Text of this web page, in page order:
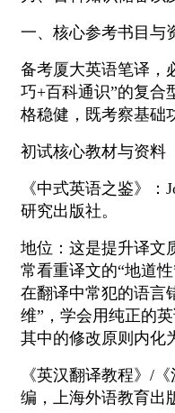
一、核心参考书目与
备考厦大英语笔译，
巧+百科通识”的复合
格稳健，既考察基础
初试核心教材与资料
《中式英语之鉴》：
研究出版社。
地位：这是提升译文
常看重译文的“地道
在翻译中常犯的语言
维”，学会用纯正的
其中的修改原则内化
《英汉翻译教程》/
编，上海外语教育出